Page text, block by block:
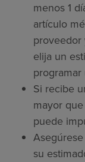
menos 1
artículo
elija un
Si recibe
mayor
puede
su